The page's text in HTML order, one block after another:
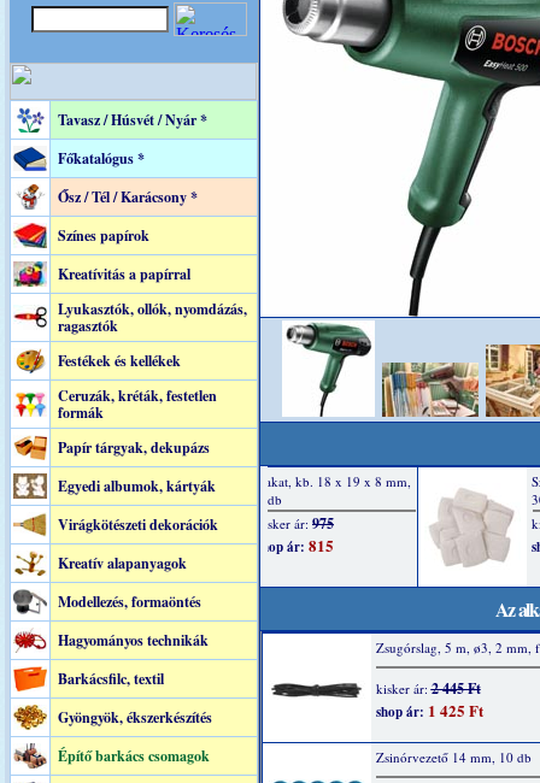
Tavasz / Húsvét / Nyár *
Főkatalógus *
Ősz / Tél / Karácsony *
Színes papírok
Kreatívitás a papírral
Lyukasztók, ollók, nyomdázás,
ragasztók
Festékek és kellékek
Ceruzák, kréták, festetlen
formák
Papír tárgyak, dekupázs
Egyedi albumok, kártyák
Virágkötészeti dekorációk
Kreatív alapanyagok
Modellezés, formaöntés
Hagyományos technikák
Barkácsfilc, textil
Gyöngyök, ékszerkészítés
Építő barkács csomagok
Az
Zsugórslag, 5 m, ø3, 2 mm,
kisker ár:2 445 Ft
shop ár: 1 425 Ft
Zsinórvezető 14 mm, 10 db